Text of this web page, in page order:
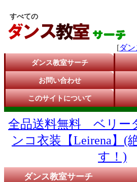
すべての
[ダ
ダンス教室サーチ
お問い合わせ
このサイトについて
全品送料無料 ベリー
ンコ衣装【Leirena】(
す！)
ダンス教室サーチ